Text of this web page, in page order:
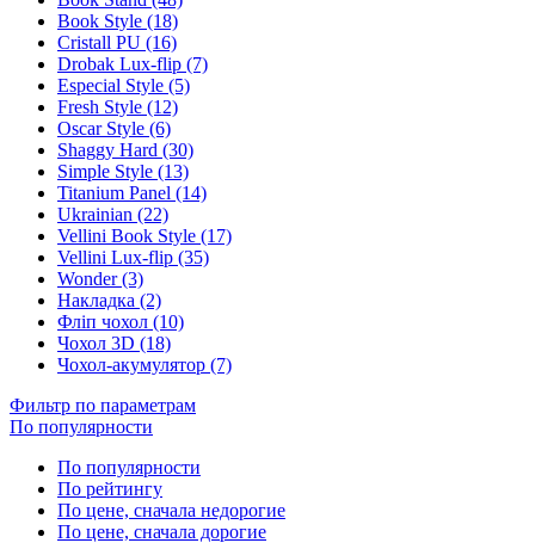
Book Style (18)
Cristall PU (16)
Drobak Lux-flip (7)
Especial Style (5)
Fresh Style (12)
Oscar Style (6)
Shaggy Hard (30)
Simple Style (13)
Titanium Panel (14)
Ukrainian (22)
Vellini Book Style (17)
Vellini Lux-flip (35)
Wonder (3)
Накладка (2)
Фліп чохол (10)
Чохол 3D (18)
Чохол-акумулятор (7)
Фильтр по параметрам
По популярности
По популярности
По рейтингу
По цене, сначала недорогие
По цене, сначала дорогие